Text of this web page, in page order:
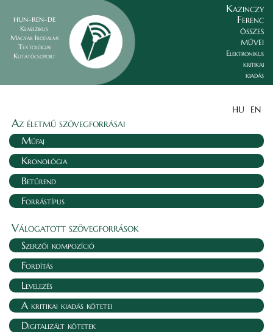
HUN–REN–DE
Klasszikus
Magyar Irodalmi
Textológiai
Kutatócsoport
Kazinczy
Ferenc
összes
művei
Elektronikus
kritikai
kiadás
HU EN
Az életmű szövegforrásai
Műfaj
Kronológia
Betűrend
Forrástípus
Válogatott szövegforrások
Szerzői kompozíció
Fordítás
Levelezés
A kritikai kiadás kötetei
Digitalizált kötetek